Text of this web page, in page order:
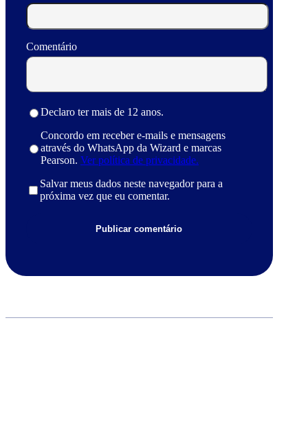
Comentário
Declaro ter mais de 12 anos.
Concordo em receber e-mails e mensagens
através do WhatsApp da Wizard e marcas
Pearson. Ver política de privacidade.
Salvar meus dados neste navegador para a
próxima vez que eu comentar.